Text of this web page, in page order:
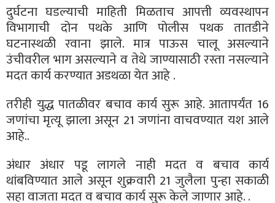
दुर्घटना घडल्याची माहिती मिळताच आपत्ती व्यवस्थापन
विभागाची दोन पथके आणि पोलीस पथक तातडीने
घटनास्थळी रवाना झाले. मात्र पाऊस चालू असल्याने
उंचीवरील भाग असल्याने व तेथे जाण्यासाठी रस्ता नसल्याने
मदत कार्य करण्यात अडथळा येत आहे .
तरीही युद्ध पातळीवर बचाव कार्य सुरू आहे. आतापर्यंत 16
जणांचा मृत्यू झाला असून 21 जणांना वाचवण्यात यश आले
आहे..
अंधार अंधार पडू लागले नाही मदत व बचाव कार्य
थांबविण्यात आले असून शुक्रवारी 21 जुलैला पुन्हा सकाळी
सहा वाजता मदत व बचाव कार्य सुरू केले जाणार आहे. .